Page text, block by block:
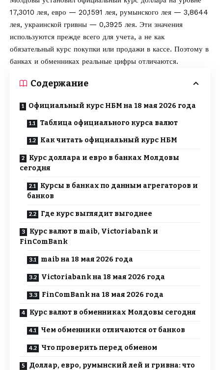
17,3010 лея, евро — 20,1591 лея, румынского лея — 3,8644
лея, украинской гривны — 0,3925 лея. Эти значения
используются прежде всего для учета, а не как
обязательный курс покупки или продажи в кассе. Поэтому в
банках и обменниках реальные цифры отличаются.
Содержание
Официальный курс НБМ на 18 мая 2026 года
Таблица официального курса валют
Как читать официальный курс НБМ
Курс доллара и евро в банках Молдовы
сегодня
Курсы в банках по данным агрегаторов и
банков
Где курс выглядит выгоднее
Курс валют в maib, Victoriabank и
FinComBank
maib на 18 мая 2026 года
Victoriabank на 18 мая 2026 года
FinComBank на 18 мая 2026 года
Курс валют в обменниках Молдовы сегодня
Чем обменники отличаются от банков
Что проверить перед обменом
Доллар, евро, румынский лей и гривна: что